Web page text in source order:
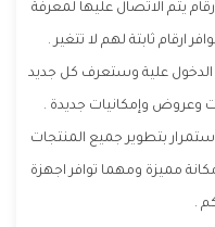
يتم الاتصال عليها لمعرفة
ارقام ثابتة لهم لا تتغير .
الدخول علية وستعرف كل جديد
وعروض وإمكانيات جديدة .
بتطوير جميع المنتجات
مميزة ومهما توافر اجهزة
.